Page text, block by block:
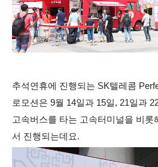
추석연휴에 진행되는 SK텔레콤
로모션은 9월 14일과 15일, 21일과
고속버스를 타는 고속터미널을 비롯
서 진행되는데요.